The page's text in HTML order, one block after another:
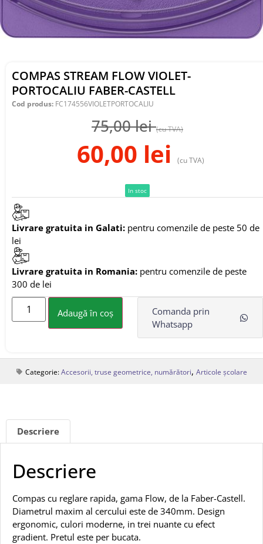
COMPAS STREAM FLOW VIOLET-
PORTOCALIU FABER-CASTELL
Cod produs: FC174556VIOLETPORTOCALIU
75,00lei (cu TVA)
60,00 lei (cu TVA)
In stoc
Livrare gratuita in Galati: pentru comenzile de peste 50 de
lei
Livrare gratuita in Romania: pentru comenzile de peste
300 de lei
Adaugă în coș
Comanda prin
Whatsapp
Categorie:Accesorii, truse geometrice, numărători, Articole școlare
Descriere
Descriere
Compas cu reglare rapida, gama Flow, de la Faber-Castell.
Diametrul maxim al cercului este de 340mm. Design
ergonomic, culori moderne, in trei nuante cu efect
gradient. Pretul este per bucata.